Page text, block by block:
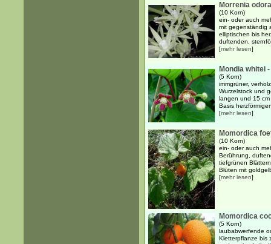
Morrenia
(10 Korn)
ein- oder auch
mit gegenständig
elliptischen bis
duftenden,
[mehr lesen]
Mondia whitei
(5 Korn)
immgrüner,
Wurzelstock und
langen und 15
Basis
[mehr lesen]
Momordica
(10 Korn)
ein- oder auch
Berührung,
tiefgrünen
Blüten mit
[mehr lesen]
Momordica
(5 Korn)
laubabwerfende
Kletterpflanze bis